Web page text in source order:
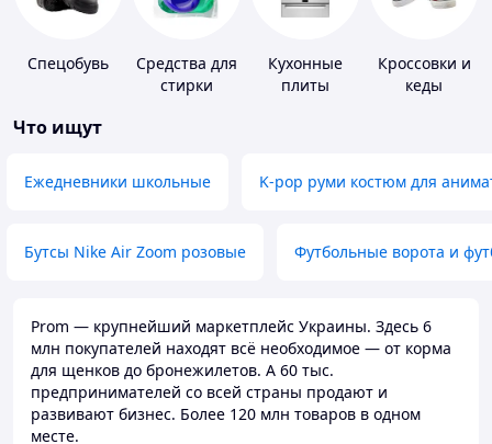
Спецобувь
Средства для
стирки
Кухонные
плиты
Кроссовки и
кеды
Что ищут
Ежедневники школьные K-pop руми костюм для
Бутсы Nike Air Zoom розовые Футбольные ворота и
Prom — крупнейший маркетплейс Украины. Здесь 6
млн покупателей находят всё необходимое — от корма
для щенков до бронежилетов. А 60 тыс.
предпринимателей со всей страны продают и
развивают бизнес. Более 120 млн товаров в одном
месте.